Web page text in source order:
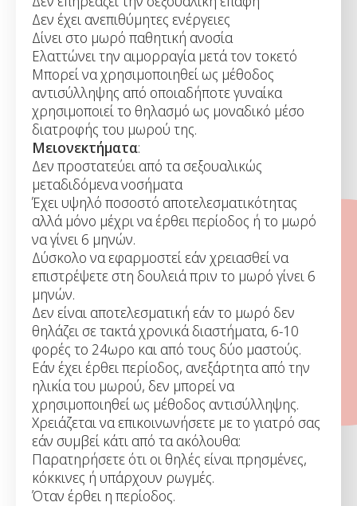
Δεν έχει ανεπιθύμητες ενέργειες
Δίνει στο μωρό παθητική ανοσία
Ελαττώνει την αιμορραγία μετά τον τοκετό
Μπορεί να χρησιμοποιηθεί ως μέθοδος
αντισύλληψης από οποιαδήποτε γυναίκα
χρησιμοποιεί το θηλασμό ως μοναδικό μέσο
διατροφής του μωρού της.
Μειονεκτήματα:
Δεν προστατεύει από τα σεξουαλικώς
μεταδιδόμενα νοσήματα
Έχει υψηλό ποσοστό αποτελεσματικότητας
αλλά μόνο μέχρι να έρθει περίοδος ή το μωρό
να γίνει 6 μηνών.
Δύσκολο να εφαρμοστεί εάν χρειασθεί να
επιστρέψετε στη δουλειά πριν το μωρό γίνει 6
μηνών.
Δεν είναι αποτελεσματική εάν το μωρό δεν
θηλάζει σε τακτά χρονικά διαστήματα, 6-10
φορές το 24ωρο και από τους δύο μαστούς.
Εάν έχει έρθει περίοδος, ανεξάρτητα από την
ηλικία του μωρού, δεν μπορεί να
χρησιμοποιηθεί ως μέθοδος αντισύλληψης.
Χρειάζεται να επικοινωνήσετε με το γιατρό σας
εάν συμβεί κάτι από τα ακόλουθα:
Παρατηρήσετε ότι οι θηλές είναι πρησμένες,
κόκκινες ή υπάρχουν ρωγμές.
Όταν έρθει η περίοδος.